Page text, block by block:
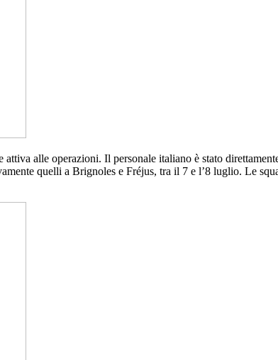
alle operazioni. Il personale italiano è stato
quelli a Brignoles e Fréjus, tra il 7 e l’8 luglio. Le